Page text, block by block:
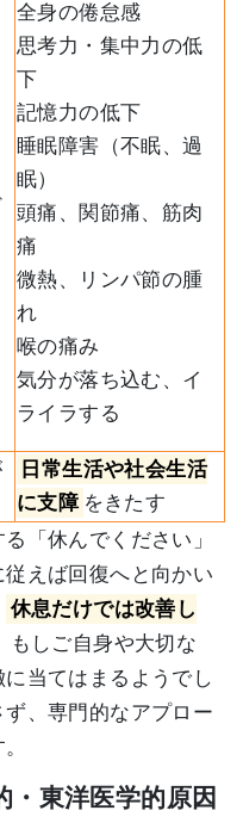
全身の倦怠感
思考力・集中力の低
下
記憶力の低下
睡眠障害（不眠、過
眠）
頭痛、関節痛、筋肉
痛
微熱、リンパ節の腫
れ
喉の痛み
気分が落ち込む、イ
ライラする
日常生活や社会生活
に支障 をきたす
「休んでください」
えば回復へと向かい
休息だけでは改善し
もしご自身や大切な
当てはまるようでし
、専門的なアプロー
・東洋医学的原因